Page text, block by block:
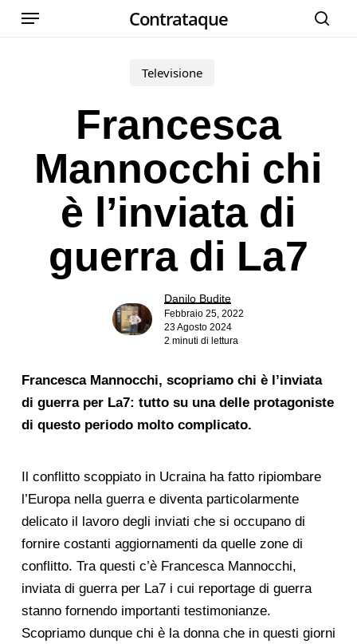
Skip
Contrataque
Menu
Televisione
Francesca
Mannocchi chi
è l’inviata di
guerra di La7
Danilo Budite
Febbraio 25, 2022
23 Agosto 2024
2 minuti di lettura
Francesca Mannocchi, scopriamo chi è l’inviata
di guerra per La7: tutto su una delle protagoniste
di questo periodo molto complicato.
Il conflitto scoppiato in Ucraina ha fatto ripiombare
l’Europa nella guerra e diventa particolarmente
delicato il lavoro degli inviati che si occupano di
fornire costanti aggiornamenti da quelle zone di
conflitto. Tra questi c’è Francesca Mannocchi,
inviata di guerra per La7 i cui reportage di guerra
stanno fornendo importanti testimonianze.
Scopriamo dunque chi è la donna che in questi giorni